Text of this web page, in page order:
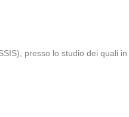
presso lo studio dei quali in